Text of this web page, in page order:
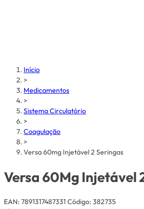
Início
>
Medicamentos
>
Sistema Circulatório
>
Coagulação
>
Versa 60mg Injetável 2 Seringas
Versa 60Mg Injetável
EAN: 7891317487331 Código: 382735